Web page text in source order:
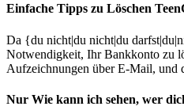
Einfache Tipps zu Löschen
Da {du nicht|du nicht|du
Notwendigkeit, Ihr Bankkonto zu
Aufzeichnungen über E-Mail, und
Nur Wie kann ich sehen, wer